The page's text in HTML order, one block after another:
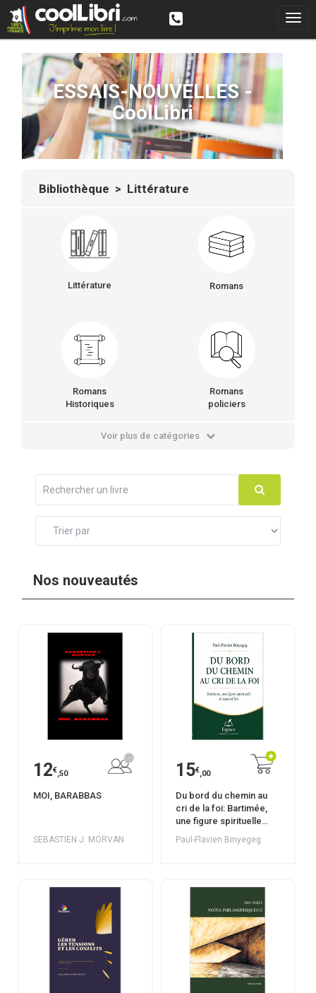
ESSAIS-NOUVELLES -
CoolLibri
Bibliothèque > Littérature
Littérature Romans
Romans
Historiques
Romans
policiers
Voir plus de catégories
Nos nouveautés
12€,50
MOI, BARABBAS
SEBASTIEN J. MORVAN
15€,00
Du bord du chemin au
cri de la foi: Bartimée,
une figure spirituelle
d’aujourd’hui
Paul-Flavien Binyegeg